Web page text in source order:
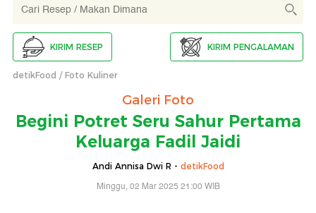
KIRIM RESEP KIRIM PENGALAMAN
detikFood Foto Kuliner
Galeri Foto
Begini Potret Seru Sahur Pertama
Keluarga Fadil Jaidi
Andi Annisa Dwi R - detikFood
Minggu, 02 Mar 2025 21:00 WIB